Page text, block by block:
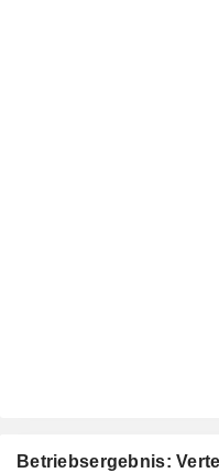
Betriebsergebnis: